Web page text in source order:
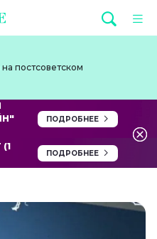
постсоветском
ПОДРОБНЕЕ
ПОДРОБНЕЕ